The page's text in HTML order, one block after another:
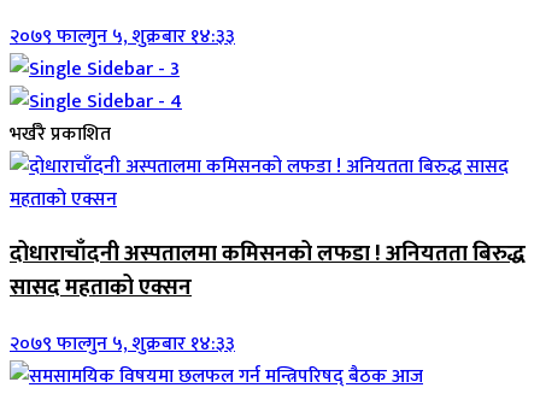
२०७९ फाल्गुन ५, शुक्रबार १४:३३
भर्खरै प्रकाशित
दोधाराचाँदनी अस्पतालमा कमिसनको लफडा ! अनियतता बिरुद्ध
सासद महताको एक्सन
२०७९ फाल्गुन ५, शुक्रबार १४:३३